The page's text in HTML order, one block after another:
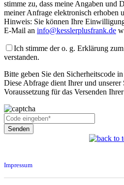
stimme zu, dass meine Angaben und
meiner Anfrage elektronisch erhoben
Hinweis: Sie können Ihre
E-Mail an info@kesslerplusfrank.de
Ich stimme der o. g. Erklärung
verstanden.
Bitte geben Sie den Sicherheitscode
Diese Abfrage dient Ihrer und unserer
Voraussetzung für das Versenden
Impressum